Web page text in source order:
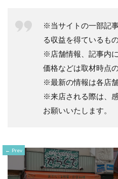
※当サイトの一部記
る収益を得ているも
※店舗情報、記事内
価格などは取材時点
※最新の情報は各店
※来店される際は、
お願いいたします。
Prev